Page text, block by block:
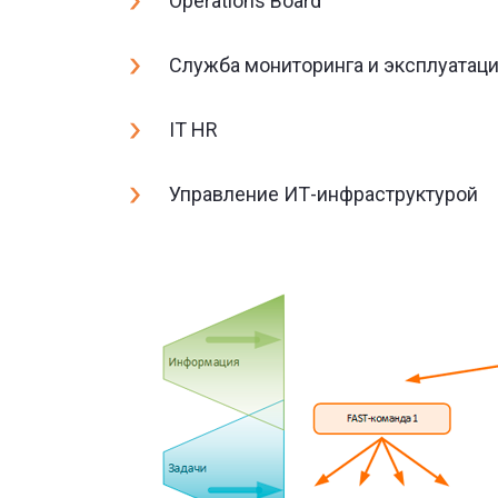
Служба мониторинга и
IT HR
Управление ИТ-инфраструктурой